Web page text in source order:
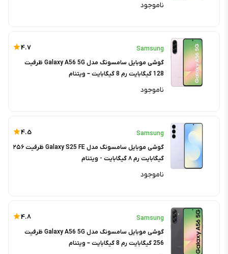
ناموجود
Samsung
4.7
گوشی موبایل سامسونگ مدل Galaxy A56 5G ظرفیت
128 گیگابایت رم 8 گیگابایت – ویتنام
ناموجود
Samsung
4.5
گوشی موبایل سامسونگ مدل Galaxy S25 FE ظرفیت ۲۵۶
گیگابایت رم ۸ گیگابایت - ویتنام
ناموجود
Samsung
4.8
گوشی موبایل سامسونگ مدل Galaxy A56 5G ظرفیت
256 گیگابایت رم 8 گیگابایت – ویتنام